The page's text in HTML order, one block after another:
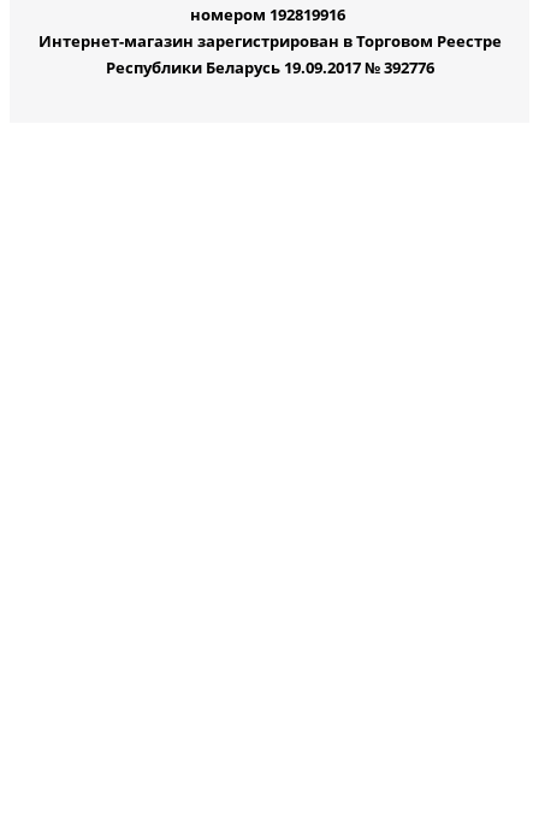
номером 192819916
Интернет-магазин зарегистрирован в Торговом Реестре
Республики Беларусь 19.09.2017 № 392776